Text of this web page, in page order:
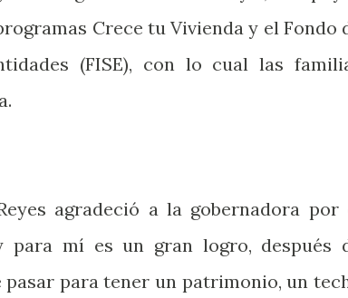
Crece tu Vivienda y el Fondo
(FISE), con lo cual las
agradeció a la gobernadora por
para mí es un gran logro, después
para tener un patrimonio, un